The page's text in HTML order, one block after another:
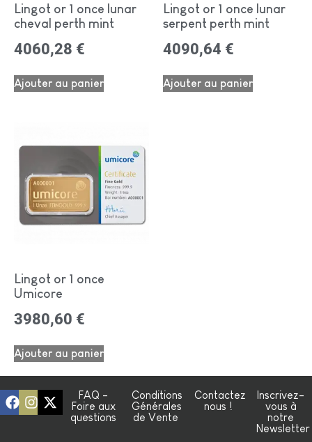
Lingot or 1 once lunar
cheval perth mint
4060,28 €
Ajouter au panier
Lingot or 1 once lunar
serpent perth mint
4090,64 €
Ajouter au panier
Lingot or 1 once
Umicore
3980,60 €
Ajouter au panier
FAQ -
Foire aux
questions
Conditions
Générales
de Vente
Contactez
nous !
Inscrivez-
vous à
notre
Newsletter